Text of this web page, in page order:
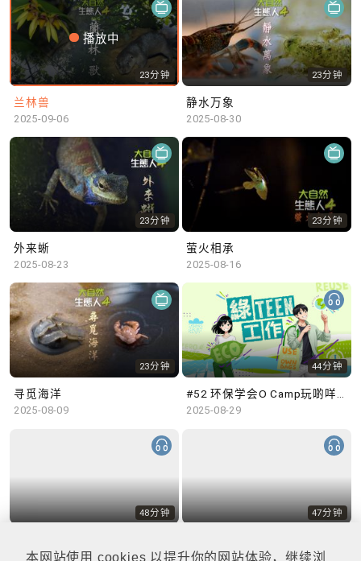
本网站使用 cookies 以提升你的网站体验，继续浏
播放中
23分钟
兰林兽
2025-09-06
23分钟
静水万象
2025-08-30
23分钟
外来蜥
2025-08-23
23分钟
萤火相承
2025-08-16
23分钟
寻觅海洋
2025-08-09
44分钟
#52 环保学会O Camp玩啲咩？ | 参与学生: Sammi、Cardi、Charles (香港科技大学 环境管理及科技学生联会)
2025-08-29
48分钟
2025-08-22
47分钟
2025-08-15